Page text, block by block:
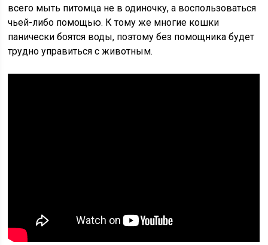
всего мыть питомца не в одиночку, а воспользоваться
чьей-либо помощью. К тому же многие кошки
панически боятся воды, поэтому без помощника будет
трудно управиться с животным.